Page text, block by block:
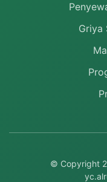
Griya
© Copyright